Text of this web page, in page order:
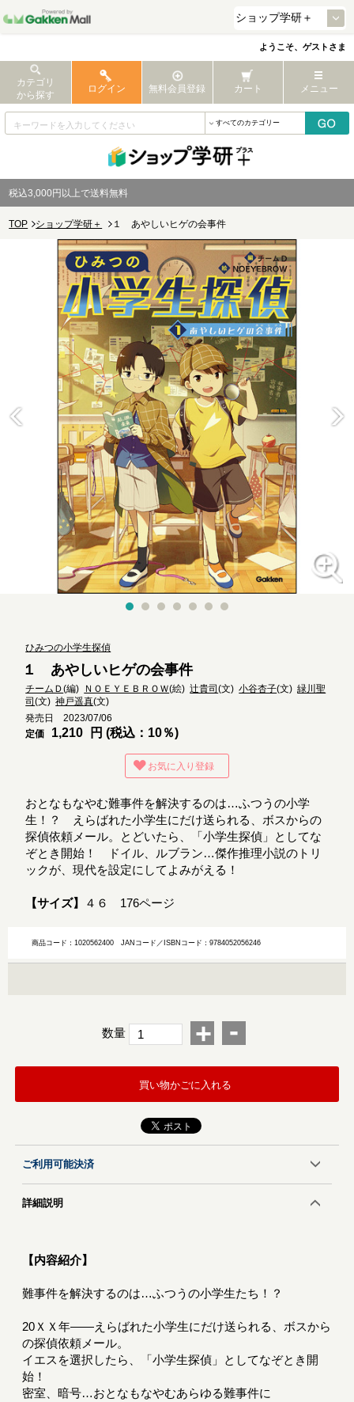
ようこそ、ゲストさま
カテゴリ
から探す
ログイン 無料会員登録 カート メニュー
税込3,000円以上で送料無料
TOP ショップ学研＋ １ あやしいヒゲの会事件
ひみつの小学生探偵
１ あやしいヒゲの会事件
チームＤ(編) ＮＯＥＹＥＢＲＯＷ(絵)辻貴司(文)小谷杏子(文)緑川聖
司(文)神戸遥真(文)
発売日 2023/07/06
定価
1,210 円 (税込：10％)
お気に入り登録
おとなもなやむ難事件を解決するのは…ふつうの小学
生！？ えらばれた小学生にだけ送られる、ボスからの
探偵依頼メール。とどいたら、「小学生探偵」としてな
ぞとき開始！ ドイル、ルブラン…傑作推理小説のトリ
ックが、現代を設定にしてよみがえる！
【サイズ】 ４６ 176ページ
商品コード：1020562400JANコード／ISBNコード：9784052056246
数量 + -
買い物かごに入れる
ご利用可能決済
詳細説明
【内容紹介】
難事件を解決するのは…ふつうの小学生たち！？
20ＸＸ年――えらばれた小学生にだけ送られる、ボスから
の探偵依頼メール。
イエスを選択したら、「小学生探偵」としてなぞとき開
始！
密室、暗号…おとなもなやむあらゆる難事件に